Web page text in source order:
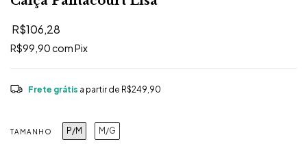
R$106,28
R$99,90comPix
Frete grátis a partir de R$249,90
TAMANHO P/M M/G